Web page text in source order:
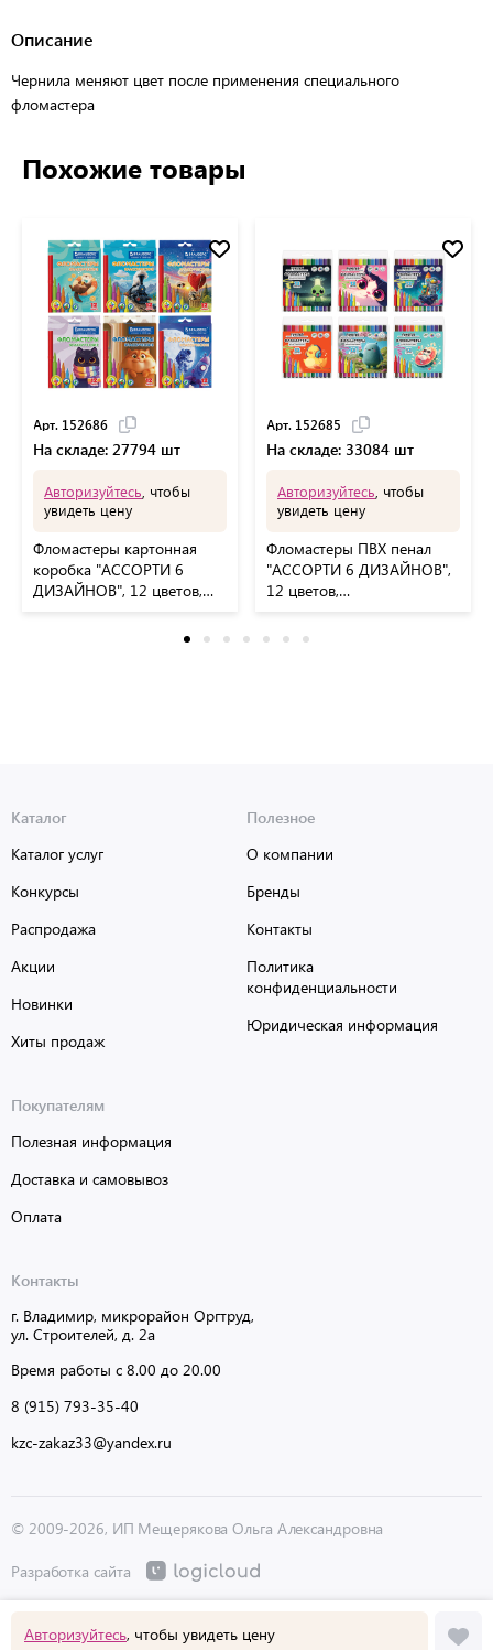
Авторизуйтесь, чтобы увидеть цену
Описание
Чернила меняют цвет после применения специального
фломастера
Похожие товары
Арт. 152686
На складе: 27794 шт
Авторизуйтесь , чтобы
увидеть цену
Фломастеры картонная
коробка "АССОРТИ 6
ДИЗАЙНОВ", 12 цветов,
Арт. 152685
На складе: 33084 шт
Авторизуйтесь , чтобы
увидеть цену
Фломастеры ПВХ пенал
"АССОРТИ 6 ДИЗАЙНОВ",
12 цветов,
(Фанстер), 152685
Каталог
Каталог услуг
Конкурсы
Распродажа
Акции
Новинки
Хиты продаж
Полезное
О компании
Бренды
Контакты
Политика
конфиденциальности
Юридическая информация
Покупателям
Полезная информация
Доставка и самовывоз
Оплата
Контакты
г. Владимир, микрорайон Оргтруд,
ул. Строителей, д. 2а
Время работы с 8.00 до 20.00
8 (915) 793-35-40
kzc-zakaz33@yandex.ru
© 2009-2026, ИП Мещерякова Ольга Александровна
Разработка сайта